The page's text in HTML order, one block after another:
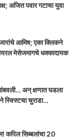
अजित पवार गटाचा युवा
आमिष; एका क्लिकने
मेसेजमागचे धक्कादायक
अन् क्षणात घडला
स्विफ्टचा चुराडा…
कपिल सिब्बलांचा 20